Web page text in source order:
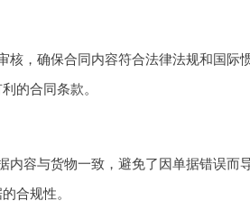
，确保合同内容符合法律法规和国际
的合同条款。
容与货物一致，避免了因单据错误而
合规性。